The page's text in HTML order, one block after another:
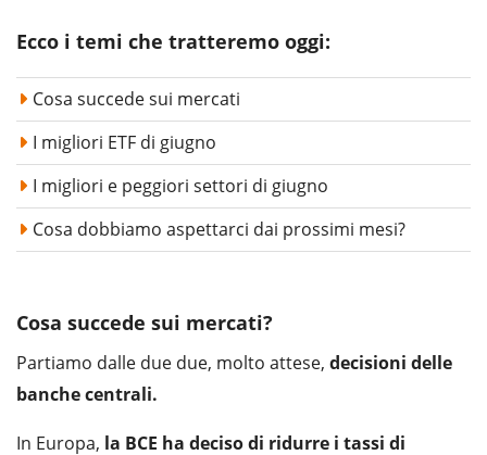
Ecco i temi che tratteremo oggi:
Cosa succede sui mercati
I migliori ETF di giugno
I migliori e peggiori settori di giugno
Cosa dobbiamo aspettarci dai prossimi mesi?
Cosa succede sui mercati?
Partiamo dalle due due, molto attese, decisioni delle
banche centrali.
In Europa, la BCE ha deciso di ridurre i tassi di